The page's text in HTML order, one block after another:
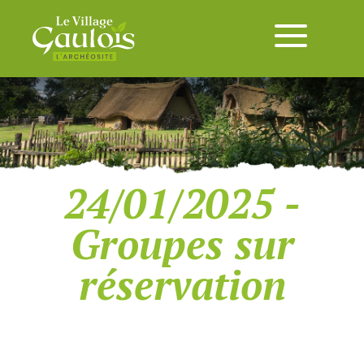
24/01/2025 -
Groupes sur
réservation